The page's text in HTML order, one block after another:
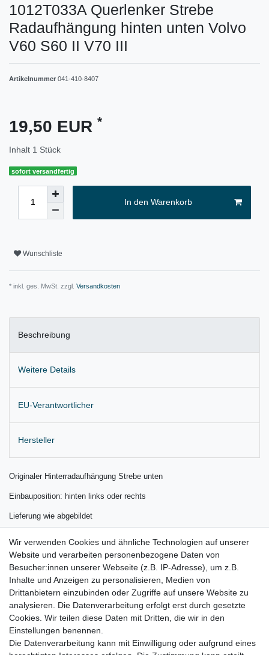
1012T033A Querlenker Strebe
Radaufhängung hinten unten Volvo
V60 S60 II V70 III
Artikelnummer 041-410-8407
19,50 EUR *
Inhalt 1 Stück
sofort versandfertig
In den Warenkorb
Wunschliste
* inkl. ges. MwSt. zzgl. Versandkosten
Beschreibung
Weitere Details
EU-Verantwortlicher
Hersteller
Originaler Hinterradaufhängung Strebe unten
Einbauposition: hinten links oder rechts
Lieferung wie abgebildet
Volvo V60 I 155/157 Bj. 2011 - 2018
Volvo S60 II 134 Bj. 2011 - 2018
Volvo V70 III 135/BW Bj. 2008 – 2016
Volvo S80 II 124/AS Bj. 2011 - 2016
Wir verwenden Cookies und ähnliche Technologien auf unserer
Website und verarbeiten personenbezogene Daten von
Besucher:innen unserer Webseite (z.B. IP-Adresse), um z.B.
Inhalte und Anzeigen zu personalisieren, Medien von
Drittanbietern einzubinden oder Zugriffe auf unsere Website zu
analysieren. Die Datenverarbeitung erfolgt erst durch gesetzte
Cookies. Wir teilen diese Daten mit Dritten, die wir in den
Einstellungen benennen.
Die Datenverarbeitung kann mit Einwilligung oder aufgrund eines